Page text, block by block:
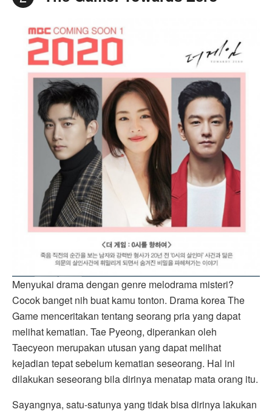
Menyukai drama dengan genre melodrama misteri?
Cocok banget nih buat kamu tonton. Drama korea The
Game menceritakan tentang seorang pria yang dapat
melihat kematian. Tae Pyeong, diperankan oleh
Taecyeon merupakan utusan yang dapat melihat
kejadian tepat sebelum kematian seseorang. Hal ini
dilakukan seseorang bila dirinya menatap mata orang itu.
Sayangnya, satu-satunya yang tidak bisa dirinya lakukan